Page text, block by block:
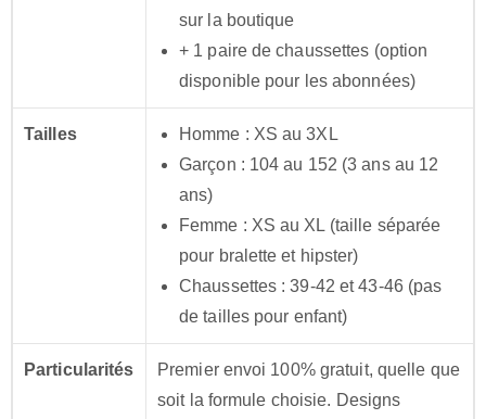
sur la boutique
+ 1 paire de chaussettes (option
disponible pour les abonnées)
Tailles
Homme : XS au 3XL
Garçon : 104 au 152 (3 ans au 12
ans)
Femme : XS au XL (taille séparée
pour bralette et hipster)
Chaussettes : 39-42 et 43-46 (pas
de tailles pour enfant)
Particularités
Premier envoi 100% gratuit, quelle que
soit la formule choisie. Designs